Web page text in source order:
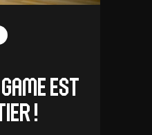
est
!